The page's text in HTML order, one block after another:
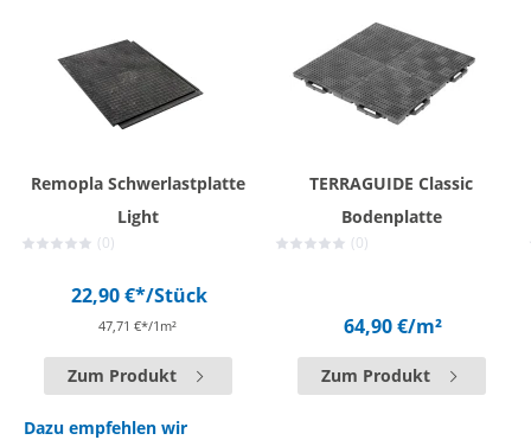
Remopla Schwerlastplatte
Light
(0)
22,90 €*/Stück
47,71 €*/1m²
Zum Produkt
TERRAGUIDE Classic
Bodenplatte
(0)
64,90 €/m²
Zum Produkt
Dazu empfehlen wir